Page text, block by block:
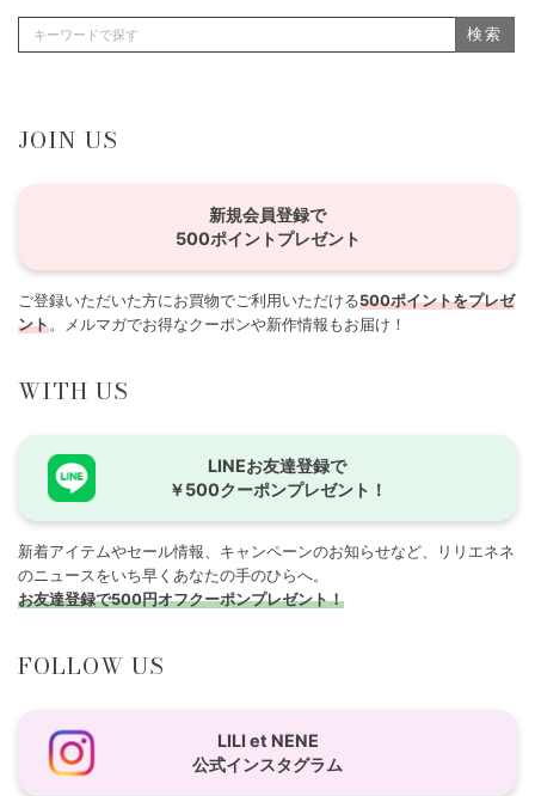
検索
JOIN US
新規会員登録で
500ポイントプレゼント
ご登録いただいた方にお買物でご利用いただける500ポイントをプレゼ
ント。メルマガでお得なクーポンや新作情報もお届け！
WITH US
LINEお友達登録で
￥500クーポンプレゼント！
新着アイテムやセール情報、キャンペーンのお知らせなど、リリエネネ
のニュースをいち早くあなたの手のひらへ。
お友達登録で500円オフクーポンプレゼント！
FOLLOW US
LILI et NENE
公式インスタグラム